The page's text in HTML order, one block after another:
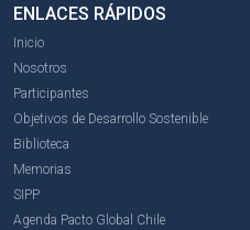
ENLACES RÁPIDOS
Inicio
Nosotros
Participantes
Objetivos de Desarrollo Sostenible
Biblioteca
Memorias
SIPP
Agenda Pacto Global Chile